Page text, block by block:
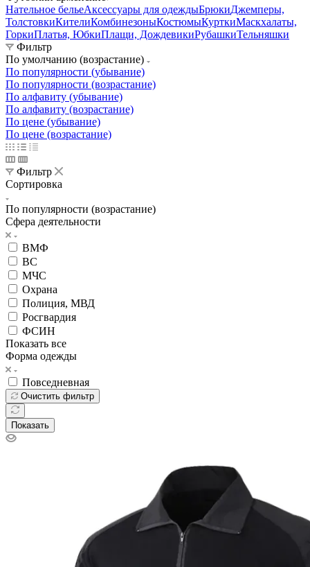
Нательное бельеАксессуары для одеждыБрюкиДжемперы,
ТолстовкиКителиКомбинезоныКостюмыКурткиМаскхалаты,
ГоркиПлатья, ЮбкиПлащи, ДождевикиРубашкиТельняшки
Фильтр
По умолчанию (возрастание)
По популярности (убывание)
По популярности (возрастание)
По алфавиту (убывание)
По алфавиту (возрастание)
По цене (убывание)
По цене (возрастание)
Фильтр
Сортировка
По популярности (возрастание)
Сфера деятельности
ВМФ
ВС
МЧС
Охрана
Полиция, МВД
Росгвардия
ФСИН
Показать все
Форма одежды
Повседневная
Очистить фильтр
Показать